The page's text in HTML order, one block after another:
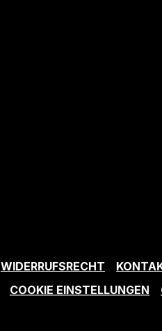
WIDERRUFSRECHT
COOKIE EINSTELLUNGEN